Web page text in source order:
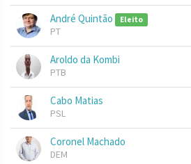
André Quintão Eleito
PT
Aroldo da Kombi
PTB
Cabo Matias
PSL
Coronel Machado
DEM